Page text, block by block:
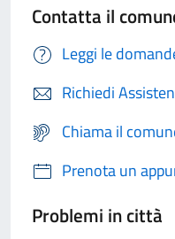
Contatta il
Leggi le
Richiedi
Chiama il
Prenota un
Problemi in città